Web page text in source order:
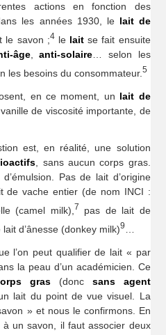
actions en fonction des
les années 1930, le lait de
le savon ;4le lait se fait ensuite
âge,anti-solaire … selon les
les besoins du consommateur.5
en ce moment, un lait de
de viscosité importante, de
est, en réalité, une solution
, sans aucun corps gras.
Pas de lait d’origine
de vache entier (de nom INCI :
(camel milk), 7
pas de lait de
lait d’ânesse (donkey milk)9
l’on peut qualifier de lait « par
la peau d’un académicien. Ce
gras (donc sans agent
lait du point de vue visuel. La
» et nous le confirmons. En
un savon, il faut associer deux